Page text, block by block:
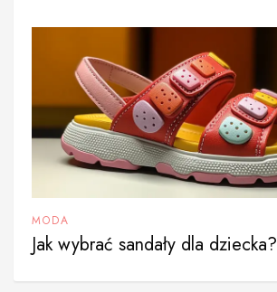
MODA
Jak wybrać sandały dla dziecka?